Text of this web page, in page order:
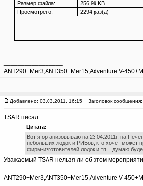
Размер файла:
256,99 KB
Просмотрено:
2294 раз(а)
ANT290+Mer3,ANT350+Mer15,Adventure V-
Добавлено: 03.03.2011, 16:15 Заголовок сообщения:
TSAR писал
Цитата:
Вот я организовываю на 23.04.2011г. на
небольших лодок и РИБов, кто хочет может
фирм-изготовителей лодок и тп... думаю
Уважаемый TSAR нельзя ли об этом
ANT290+Mer3,ANT350+Mer15,Adventure V-